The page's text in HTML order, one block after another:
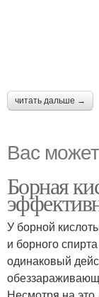
читать дальше →
Вас
Борная
У борной
и борного
одинаковый